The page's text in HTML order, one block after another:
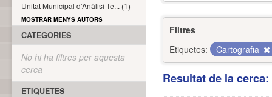
Filtres
Etiquetes:
Cartografia
Resultat de la
Unitat Municipal d'Anàlisi Te... (1)
MOSTRAR MENYS AUTORS
CATEGORIES
No hi ha filtres per aquesta
cerca
ETIQUETES